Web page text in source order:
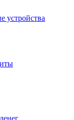
устройства